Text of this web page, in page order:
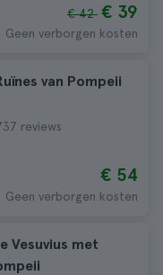
€ 42 € 39
Geen verborgen kosten
van Pompeii
reviews
€ 54
Geen verborgen kosten
Vesuvius met